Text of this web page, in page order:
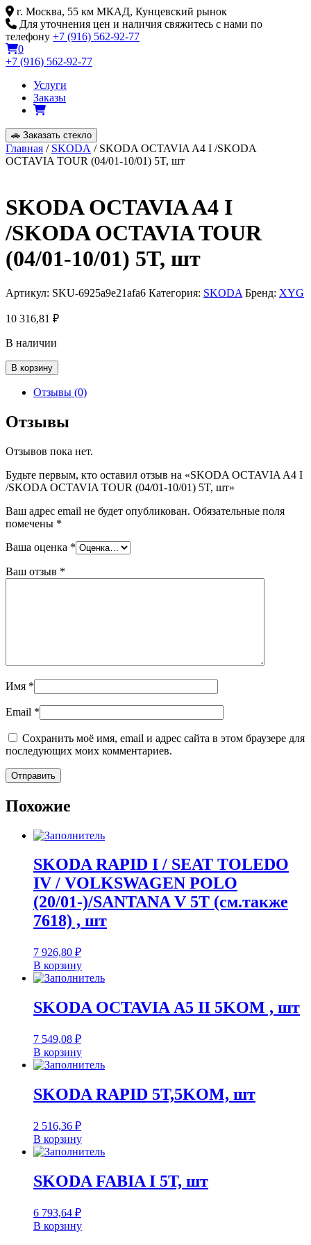
Skip
to
content
г. Москва, 55 км МКАД, Кунцевский рынок
Для уточнения цен и наличия свяжитесь с нами по
телефону +7 (916) 562-92-77
0
+7 (916) 562-92-77
Услуги
Заказы
🚗 Заказать стекло
Главная / SKODA / SKODA OCTAVIA A4 I /SKODA
OCTAVIA TOUR (04/01-10/01) 5T, шт
SKODA OCTAVIA A4 I
/SKODA OCTAVIA TOUR
(04/01-10/01) 5T, шт
Артикул: SKU-6925a9e21afa6 Категория: SKODA Бренд: XYG
10 316,81 ₽
В наличии
Количество
товара
SKODA
A4
I
OCTAVIA
(04/01-
10/01)
шт
В корзину
Отзывы (0)
Отзывы
Отзывов пока нет.
Будьте первым, кто оставил отзыв на «SKODA OCTAVIA A4 I
/SKODA OCTAVIA TOUR (04/01-10/01) 5T, шт»
Ваш адрес email не будет опубликован. Обязательные поля
помечены *
Ваша оценка *
Ваш отзыв *
Имя *
Email *
Сохранить моё имя, email и адрес сайта в этом браузере для
последующих моих комментариев.
Похожие
SKODA RAPID I / SEAT TOLEDO
IV / VOLKSWAGEN POLO
(20/01-)/SANTANA V 5T (см.также
7618) , шт
7 926,80 ₽
В корзину
SKODA OCTAVIA А5 II 5KOM , шт
7 549,08 ₽
В корзину
SKODA RAPID 5T,5KOM, шт
2 516,36 ₽
В корзину
SKODA FABIA I 5T, шт
6 793,64 ₽
В корзину